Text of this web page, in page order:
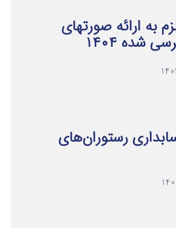
به ارائه صورتهای
شده ۱۴۰۴
رستوران‌های